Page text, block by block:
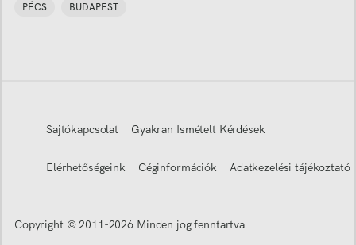
PÉCS BUDAPEST
Sajtókapcsolat Gyakran Ismételt Kérdések
Elérhetőségeink Céginformációk Adatkezelési tájékoztató
Copyright © 2011-2026 Minden jog fenntartva